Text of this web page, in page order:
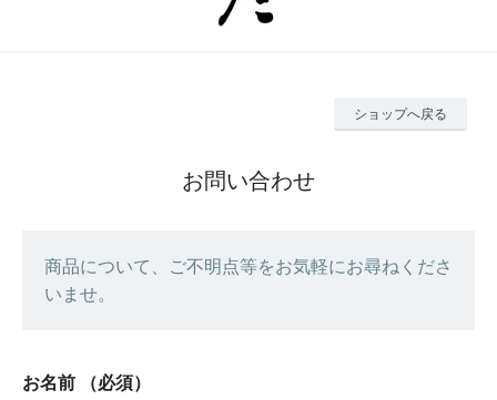
ショップへ戻る
お問い合わせ
商品について、ご不明点等をお気軽にお尋ねくださ
いませ。
お名前 （必須）